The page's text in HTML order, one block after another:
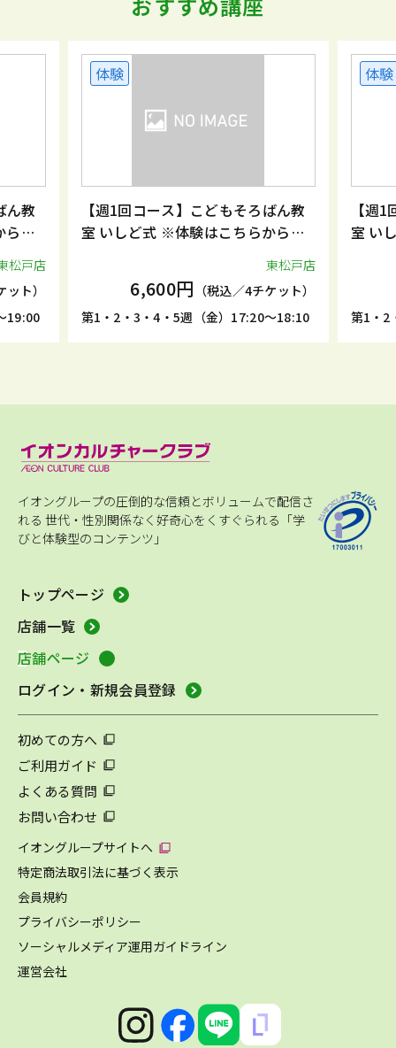
ん教
らお
松戸店
ト）
19:00
体験
【週1回コース】こどもそろばん教
室 いしど式 ※体験はこちらからお
東松戸店
6,600円 （税込／4チケット）
第1・2・3・4・5週（金）17:20～18:10
体験
【週
室 い
第1・2
イオングループの圧倒的な信頼とボリュームで配信さ
れる 世代・性別関係なく好奇心をくすぐられる「学
びと体験型のコンテンツ」
トップページ
店舗一覧
店舗ページ
ログイン・新規会員登録
初めての方へ
ご利用ガイド
よくある質問
お問い合わせ
イオングループサイトへ
特定商法取引法に基づく表示
会員規約
プライバシーポリシー
ソーシャルメディア運用ガイドライン
運営会社